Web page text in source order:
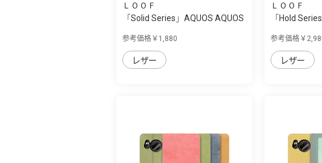
ＬＯＯＦ
「Solid Series」AQUOS AQUOS
参考価格￥1,880
レザー
ＬＯＯＦ
「Hold
参考価格￥
レザー